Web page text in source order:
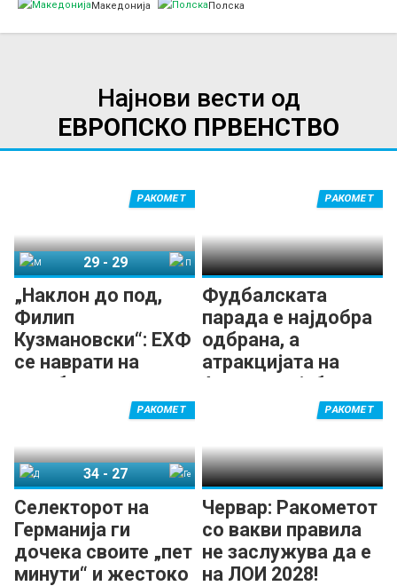
Македонија Полска
Најнови вести од
ЕВРОПСКО ПРВЕНСТВО
„Наклон до под,
Филип
Кузмановски“: ЕХФ
се наврати на
незаборавната
РАКОМЕТ
29- 29
Фудбалската
парада е најдобра
одбрана, а
атракцијата на
Ареиа е најубав
РАКОМЕТ
Селекторот на
Германија ги
дочека своите „пет
минути“ и жестоко
РАКОМЕТ
34-27
Червар: Ракометот
со вакви правила
не заслужува да е
на ЛОИ 2028!
РАКОМЕТ